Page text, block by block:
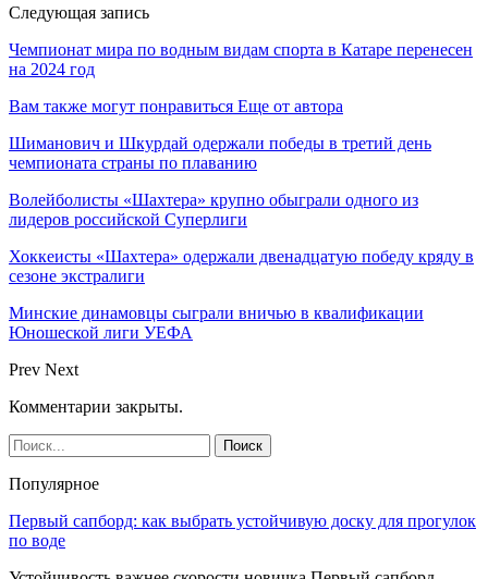
Следующая запись
Чемпионат мира по водным видам спорта в Катаре перенесен
на 2024 год
Вам также могут понравиться Еще от автора
Шиманович и Шкурдай одержали победы в третий день
чемпионата страны по плаванию
Волейболисты «Шахтера» крупно обыграли одного из
лидеров российской Суперлиги
Хоккеисты «Шахтера» одержали двенадцатую победу кряду в
сезоне экстралиги
Минские динамовцы сыграли вничью в квалификации
Юношеской лиги УЕФА
Prev Next
Комментарии закрыты.
Популярное
Первый сапборд: как выбрать устойчивую доску для прогулок
по воде